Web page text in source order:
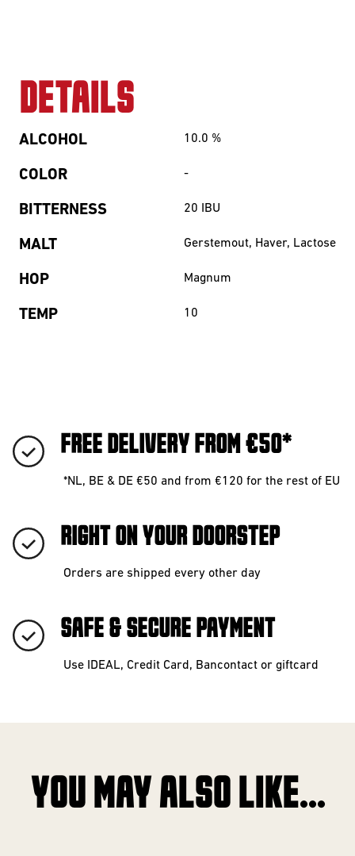
DETAILS
ALCOHOL 10.0 %
COLOR -
BITTERNESS 20 IBU
MALT Gerstemout, Haver, Lactose
HOP Magnum
TEMP 10
FREE DELIVERY FROM €50*
*NL, BE & DE €50 and from €120 for the rest of EU
RIGHT ON YOUR DOORSTEP
Orders are shipped every other day
SAFE & SECURE PAYMENT
Use IDEAL, Credit Card, Bancontact or giftcard
YOU MAY ALSO LIKE...